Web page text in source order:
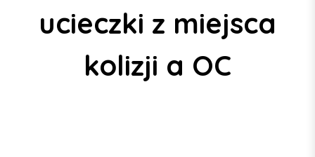
ucieczki z miejsca
kolizji a OC